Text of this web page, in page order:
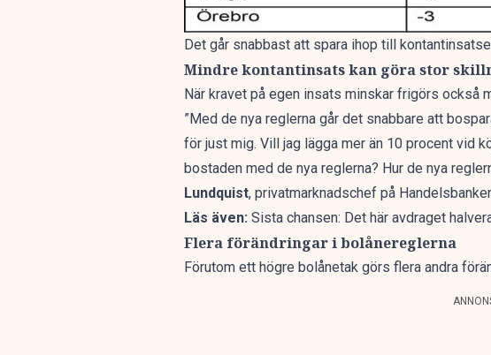
Det går snabbast att spara ihop till
Mindre kontantinsats kan göra stor
När kravet på egen insats minskar frigörs också
”Med de nya reglerna går det snabbare att
för just mig. Vill jag lägga mer än 10 procent vid
bostaden med de nya reglerna? Hur de nya
Lundquist, privatmarknadschef på
Läs även: Sista chansen: Det här avdraget
Flera förändringar i bolånereglerna
Förutom ett högre bolånetak görs flera andra